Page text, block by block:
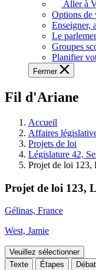
voir,
apprendre
et
découvrir
l'Assemblée
législative.
Aller à
Options de
Enseigner,
Le
Groupes
Planifier
Fermer
Fil d'Ariane
Accueil
Affaires
Projets de loi
Législature 42,
Projet de loi 123,
Projet de loi 123,
Gélinas, France
West, Jamie
Veuillez sélectionner
Texte
Étapes